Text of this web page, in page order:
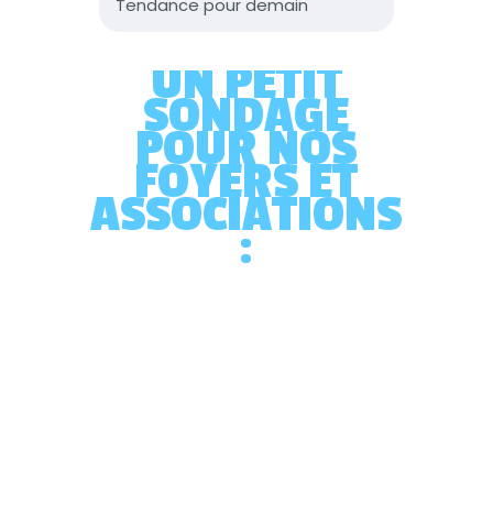
UN PETIT
SONDAGE
POUR NOS
FOYERS ET
ASSOCIATIONS
: